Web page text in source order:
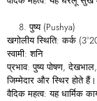
पुष्य (Pushya)
खगोलीय स्थिति: कर्क
स्वामी: शनि
प्रभाव: पुष्य पोषण,
जिम्मेदार और स्थिर होते हैं।
वैदिक महत्व: यह धार्मिक